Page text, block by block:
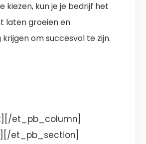
kiezen, kun je je bedrijf het
laten groeien en
om succesvol te zijn.
et_pb_column]
et_pb_section]